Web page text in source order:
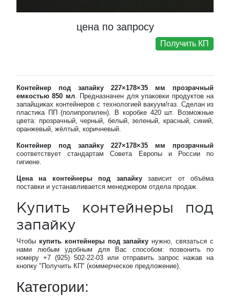
цена по запросу
Получить КП
Контейнер под запайку 227×178×35 мм прозрачный
емкостью 850 мл. Предназначен для упаковки продуктов на
запайщиках контейнеров с технологией вакуум/газ. Сделан из
пластика ПП (полипропилен). В коробке 420 шт. Возможные
цвета: прозрачный, черный, белый, зеленый, красный, синий,
оранжевый, жёлтый, коричневый.
Контейнер под запайку 227×178×35 мм прозрачный
соответствует стандартам Совета Европы и России по
гигиене.
Цена на контейнеры под запайкузависит от объёма
поставки и устанавливается менеджером отдела продаж.
Купить контейнеры под
запайку
Чтобы купить контейнеры под запайку нужно, связаться с
нами любым удобным для Вас способом: позвонить по
номеру +7 (925) 502-22-03 или отправить запрос нажав на
кнопку "Получить КП" (коммерческое предложение).
Категории: